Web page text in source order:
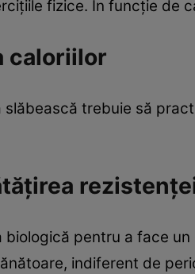
fizice. În funcţie de
caloriilor
slăbească trebuie să
pentru a face
indiferent de